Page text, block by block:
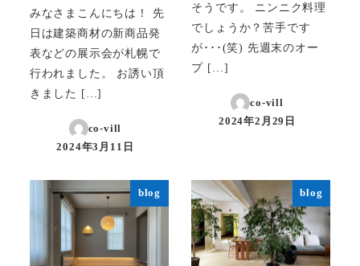
みなさまこんにちは！ 先
日は建築商材の新商品発
表などの展示会が札幌で
行われました。 お誘い頂
きました […]
co-vill
投稿日
2024年3月11日
そうです。 ニンニク料理
でしょうか？苦手です
が･･･(笑) 先週末のオー
プ […]
co-vill
投稿日
2024年2月29日
blog blog